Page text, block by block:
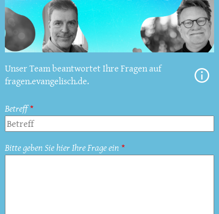
Unser Team beantwortet Ihre Fragen auf
fragen.evangelisch.de.
Betreff
Bitte geben Sie hier Ihre Frage ein